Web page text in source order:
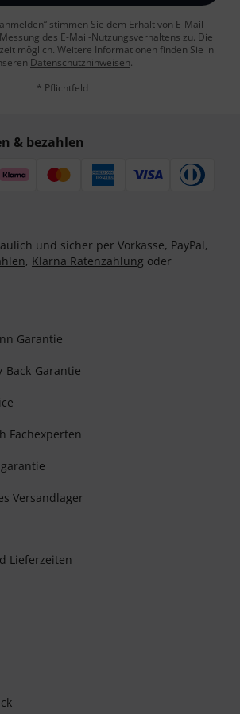
stimmen Sie dem Erhalt von E-Mail-
des E-Mail-Nutzungsverhaltens zu. Die
möglich. Weitere Informationen finden Sie in
Datenschutzhinweisen.
* Pflichtfeld
& bezahlen
und sicher per Vorkasse, PayPal,
, Klarna Ratenzahlung oder
Garantie
Back-Garantie
Fachexperten
Versandlager
Lieferzeiten